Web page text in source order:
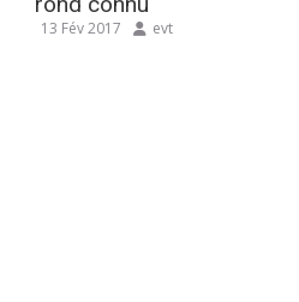
13 Fév 2017 evt